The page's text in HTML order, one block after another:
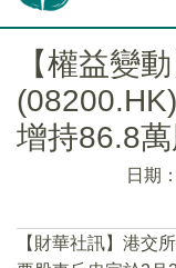
【權益變
增持86.8
日期：
【財華社訊】港交